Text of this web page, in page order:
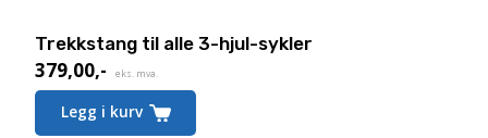
Trekkstang til alle 3-hjul-sykler
379,00,- eks. mva.
Legg i kurv